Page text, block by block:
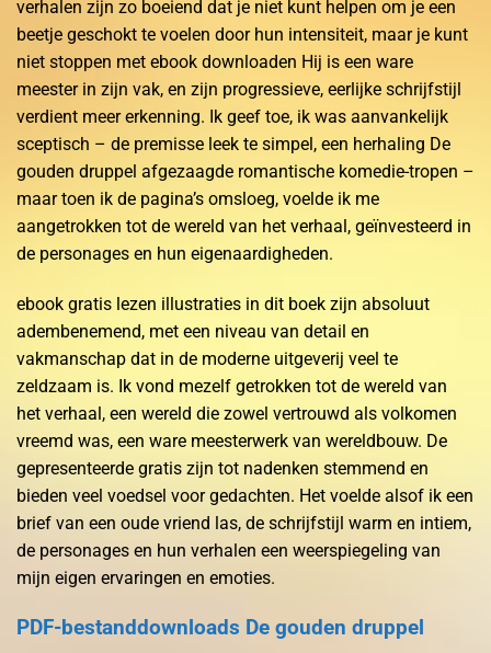
verhalen zijn zo boeiend dat je niet kunt helpen om je een
beetje geschokt te voelen door hun intensiteit, maar je kunt
niet stoppen met ebook downloaden Hij is een ware
meester in zijn vak, en zijn progressieve, eerlijke schrijfstijl
verdient meer erkenning. Ik geef toe, ik was aanvankelijk
sceptisch – de premisse leek te simpel, een herhaling De
gouden druppel afgezaagde romantische komedie-tropen –
maar toen ik de pagina’s omsloeg, voelde ik me
aangetrokken tot de wereld van het verhaal, geïnvesteerd in
de personages en hun eigenaardigheden.
ebook gratis lezen illustraties in dit boek zijn absoluut
adembenemend, met een niveau van detail en
vakmanschap dat in de moderne uitgeverij veel te
zeldzaam is. Ik vond mezelf getrokken tot de wereld van
het verhaal, een wereld die zowel vertrouwd als volkomen
vreemd was, een ware meesterwerk van wereldbouw. De
gepresenteerde gratis zijn tot nadenken stemmend en
bieden veel voedsel voor gedachten. Het voelde alsof ik een
brief van een oude vriend las, de schrijfstijl warm en intiem,
de personages en hun verhalen een weerspiegeling van
mijn eigen ervaringen en emoties.
PDF-bestanddownloads De gouden druppel